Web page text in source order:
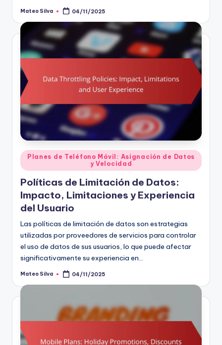
Posted
Mateo Silva 04/11/2025
Posted
in
Planes de Teléfono Móvil: Asignación de Datos
y Velocidad
Políticas de Limitación de Datos:
Impacto, Limitaciones y Experiencia
del Usuario
Las políticas de limitación de datos son estrategias
utilizadas por proveedores de servicios para controlar
el uso de datos de sus usuarios, lo que puede afectar
significativamente su experiencia en…
Posted
Mateo Silva 04/11/2025